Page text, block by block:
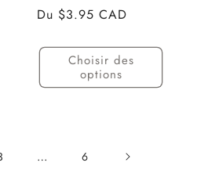
Prix
Du $3.95 CAD
Choisir des
options
… 6